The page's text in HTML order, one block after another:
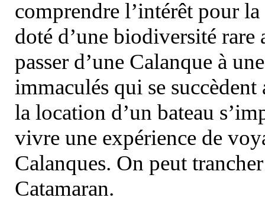
comprendre l’intérêt pour
doté d’une biodiversité
passer d’une Calanque à
immaculés qui se
la location d’un bateau
vivre une expérience de
Calanques. On peut
Catamaran.